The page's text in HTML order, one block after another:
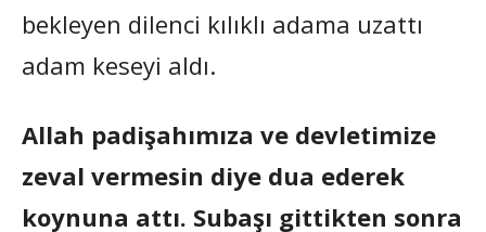
bekleyen dilenci kılıklı adama uzattı
adam keseyi aldı.
Allah padişahımıza ve devletimize
zeval vermesin diye dua ederek
koynuna attı. Subaşı gittikten sonra